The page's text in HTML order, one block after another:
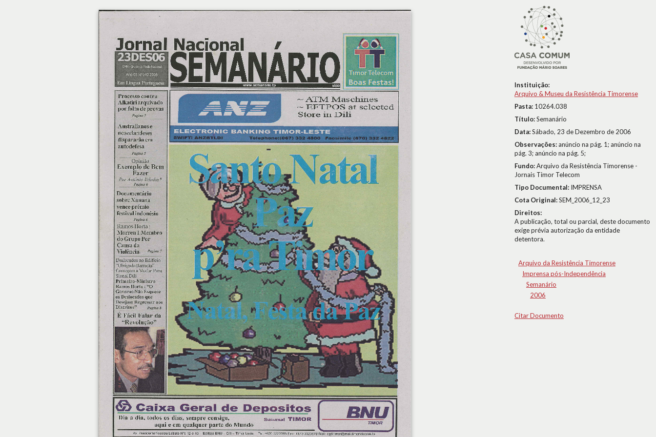
Instituição:
Arquivo & Museu da Resistência Timorense
Pasta: 10264.038
Título:Semanário
Data:Sábado, 23 de Dezembro de 2006
Observações:anúncio na pág. 1; anúncio na
pág. 3; anúncio na pág. 5;
Fundo:Arquivo da Resistência Timorense -
Jornais Timor Telecom
Tipo Documental: IMPRENSA
Cota Original:SEM_2006_12_23
Direitos:
A publicação, total ou parcial, deste documento
exige prévia autorização da entidade
detentora.
Arquivo da Resistência Timorense
Imprensa pós-Independência
Semanário
2006
Citar Documento